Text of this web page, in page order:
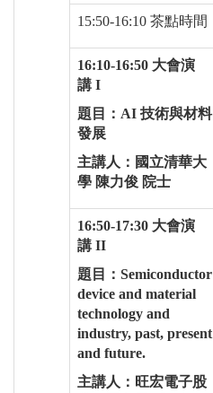
15:50-16:10 茶點時間
16:10-16:50 大會演
講 I
題目： AI 技術與材料
發展
主講人：國立清華大
學 陳力俊 院士
16:50-17:30 大會演
講 II
題目： Semiconductor
device and material
technology and
industry, past, present
and future.
主講人：旺宏電子股